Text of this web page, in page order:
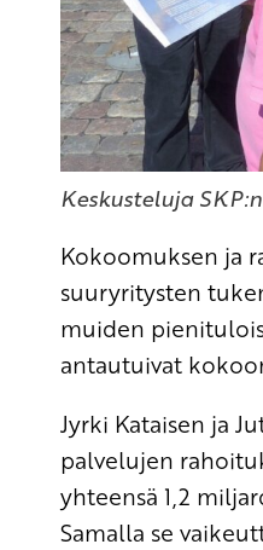
Keskusteluja
Kokoomuksen ja
suuryritysten
muiden
antautuivat
Jyrki Kataisen ja
palvelujen
yhteensä 1,2
Samalla se